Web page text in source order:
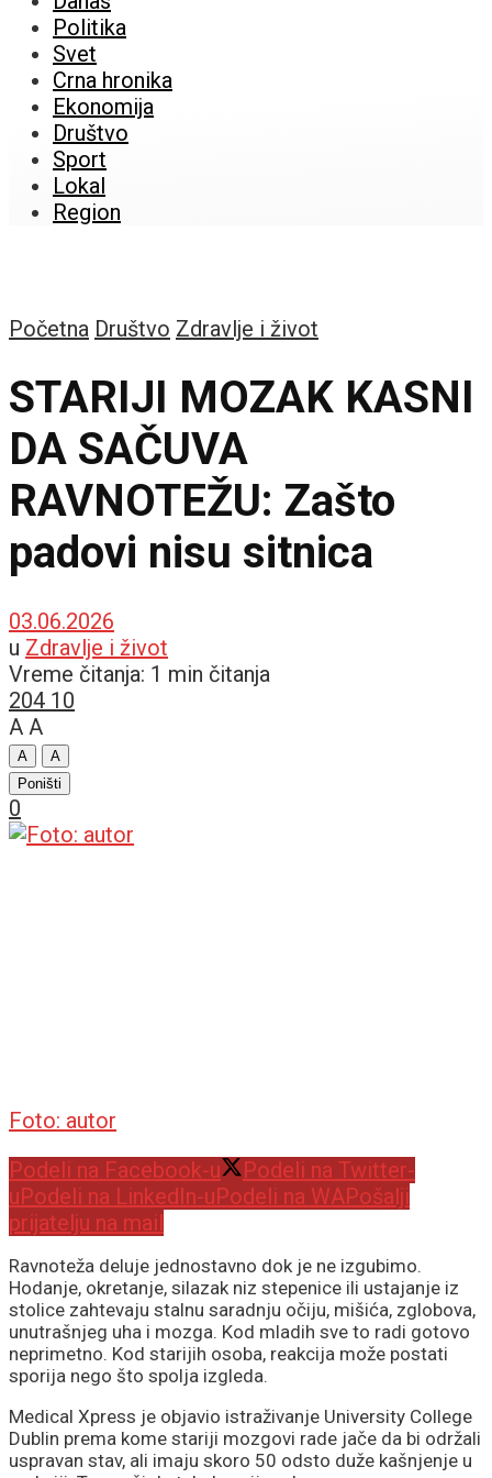
Politika
Svet
Crna hronika
Ekonomija
Društvo
Sport
Lokal
Region
Početna Društvo Zdravlje i život
STARIJI MOZAK KASNI
DA SAČUVA
RAVNOTEŽU: Zašto
padovi nisu sitnica
03.06.2026
u Zdravlje i život
Vreme čitanja: 1 min čitanja
204 10
A A
A
A
Poništi
0
Foto: autor
Podeli na Facebook-u
Podeli na Twitter-
uPodeli na LinkedIn-uPodeli na WAPošalji
prijatelju na mail
Ravnoteža deluje jednostavno dok je ne izgubimo.
Hodanje, okretanje, silazak niz stepenice ili ustajanje iz
stolice zahtevaju stalnu saradnju očiju, mišića, zglobova,
unutrašnjeg uha i mozga. Kod mladih sve to radi gotovo
neprimetno. Kod starijih osoba, reakcija može postati
sporija nego što spolja izgleda.
Medical Xpress je objavio istraživanje University College
Dublin prema kome stariji mozgovi rade jače da bi održali
uspravan stav, ali imaju skoro 50 odsto duže kašnjenje u